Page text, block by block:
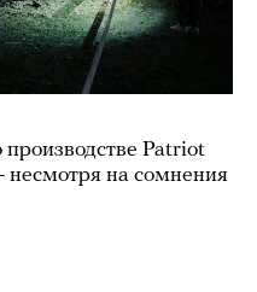
Patriot
на сомнения